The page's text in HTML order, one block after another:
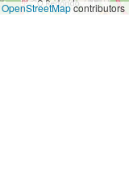
OpenStreetMapcontributors